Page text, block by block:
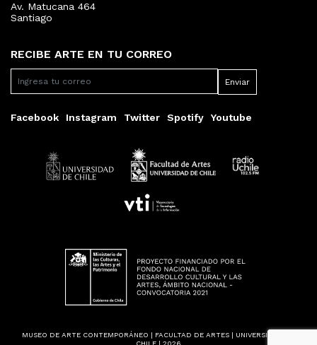
RECIBE ARTE EN TU CORREO
Facebook Instagram Twitter Spotify Youtube
Av. Matucana 464
Santiago
MUSEO DE ARTE CONTEMPORÁNEO | FACULTAD DE ARTES | UNIVERSIDAD DE
CHILE | 2026